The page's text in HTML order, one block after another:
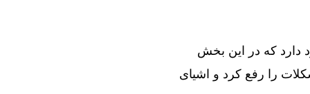
دارد که در این بخش
را رفع کرد و اشیای